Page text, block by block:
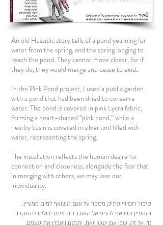
An old Hassidic story tells of a pond yearning for
water from the spring, and the spring longing to
reach the pond. They cannot move closer, for if
they do, they would merge and cease to exist.
In the Pink Pond project, I used a public garden
with a pond that had been dried to conserve
water. The pond is covered in pink Lycra fabric,
forming a heart-shaped “pink pond,” while a
nearby basin is covered in silver and filled with
water, representing the spring.
The installation reflects the human desire for
connection and closeness, alongside the fear that
in merging with others, we may lose our
individuality.
סיפור חסידי עתיק מספר על אגם השואף למים ממעיין,
והמעיין השואף להגיע אל האגם. הם אינם יכולים להתקרב
זה אל זה, שכן אם יעשו זאת, יתמזגו ויאבדו את עצמם.